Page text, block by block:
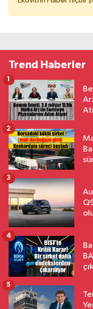
Trend Haberler
1
2
3
4
5